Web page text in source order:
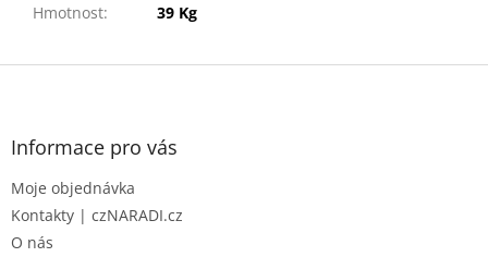
Hmotnost: 39 Kg
Z
Informace pro vás
Moje objednávka
Kontakty | czNARADI.cz
O nás